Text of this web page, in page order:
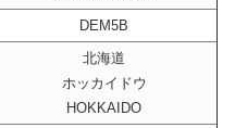
DEM5B
北海道
ホッカイドウ
HOKKAIDO